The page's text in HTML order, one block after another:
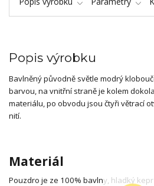
Popis výrobku
Bavlněný původně světle modrý
barvou, na vnitřní straně je kolem
materiálu, po obvodu jsou čtyři větrací
nití.
Materiál
Pouzdro je ze 100% bavlny, hladký